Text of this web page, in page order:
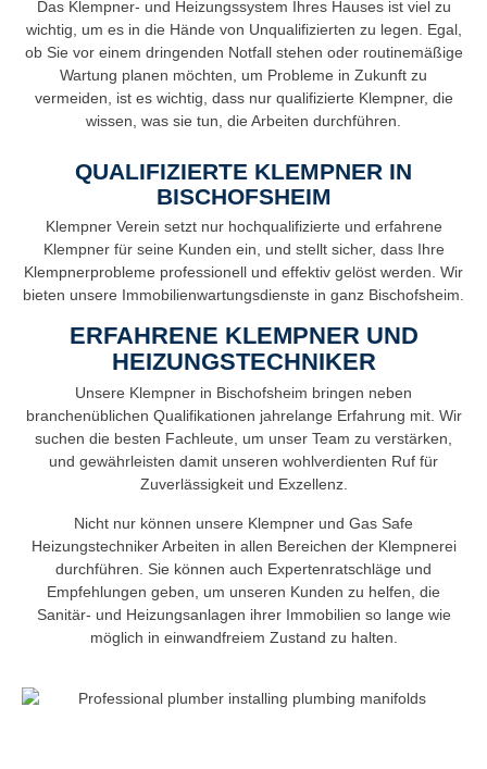
Das Klempner- und Heizungssystem Ihres Hauses ist viel zu
wichtig, um es in die Hände von Unqualifizierten zu legen. Egal,
ob Sie vor einem dringenden Notfall stehen oder routinemäßige
Wartung planen möchten, um Probleme in Zukunft zu
vermeiden, ist es wichtig, dass nur qualifizierte Klempner, die
wissen, was sie tun, die Arbeiten durchführen.
QUALIFIZIERTE KLEMPNER IN
BISCHOFSHEIM
Klempner Verein setzt nur hochqualifizierte und erfahrene
Klempner für seine Kunden ein, und stellt sicher, dass Ihre
Klempnerprobleme professionell und effektiv gelöst werden. Wir
bieten unsere Immobilienwartungsdienste in ganz Bischofsheim.
ERFAHRENE KLEMPNER UND
HEIZUNGSTECHNIKER
Unsere Klempner in Bischofsheim bringen neben
branchenüblichen Qualifikationen jahrelange Erfahrung mit. Wir
suchen die besten Fachleute, um unser Team zu verstärken,
und gewährleisten damit unseren wohlverdienten Ruf für
Zuverlässigkeit und Exzellenz.
Nicht nur können unsere Klempner und Gas Safe
Heizungstechniker Arbeiten in allen Bereichen der Klempnerei
durchführen. Sie können auch Expertenratschläge und
Empfehlungen geben, um unseren Kunden zu helfen, die
Sanitär- und Heizungsanlagen ihrer Immobilien so lange wie
möglich in einwandfreiem Zustand zu halten.